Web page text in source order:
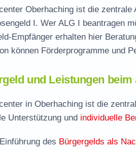
Oberhaching ist die zentrale
I. Wer ALG I beantragen
Empfänger erhalten hier
können Förderprogramme und
und Leistungen
in Oberhaching ist die
Unterstützung und individuelle
des Bürgergelds als